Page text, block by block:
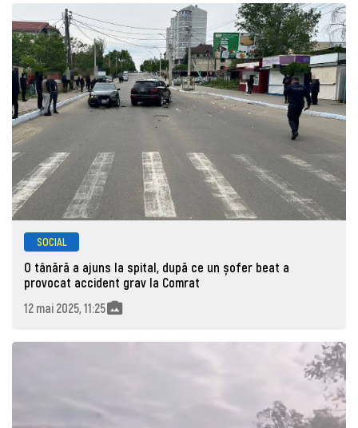
SOCIAL
O tânără a ajuns la spital, după ce un șofer beat a
provocat accident grav la Comrat
12 mai 2025, 11:25